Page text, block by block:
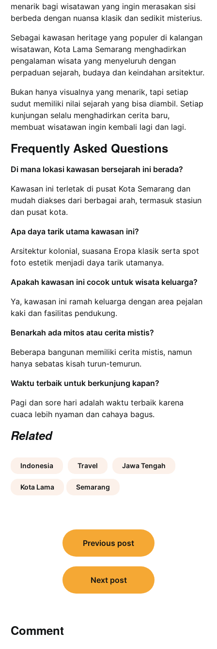
menarik bagi wisatawan yang ingin merasakan sisi
berbeda dengan nuansa klasik dan sedikit misterius.
Sebagai kawasan heritage yang populer di kalangan
wisatawan, Kota Lama Semarang menghadirkan
pengalaman wisata yang menyeluruh dengan
perpaduan sejarah, budaya dan keindahan arsitektur.
Bukan hanya visualnya yang menarik, tapi setiap
sudut memiliki nilai sejarah yang bisa diambil. Setiap
kunjungan selalu menghadirkan cerita baru,
membuat wisatawan ingin kembali lagi dan lagi.
Frequently Asked Questions
Di mana lokasi kawasan bersejarah ini berada?
Kawasan ini terletak di pusat Kota Semarang dan
mudah diakses dari berbagai arah, termasuk stasiun
dan pusat kota.
Apa daya tarik utama kawasan ini?
Arsitektur kolonial, suasana Eropa klasik serta spot
foto estetik menjadi daya tarik utamanya.
Apakah kawasan ini cocok untuk wisata keluarga?
Ya, kawasan ini ramah keluarga dengan area pejalan
kaki dan fasilitas pendukung.
Benarkah ada mitos atau cerita mistis?
Beberapa bangunan memiliki cerita mistis, namun
hanya sebatas kisah turun-temurun.
Waktu terbaik untuk berkunjung kapan?
Pagi dan sore hari adalah waktu terbaik karena
cuaca lebih nyaman dan cahaya bagus.
Related
Indonesia Travel Jawa Tengah
Kota Lama Semarang
navigation
Previous post
Next post
Comment